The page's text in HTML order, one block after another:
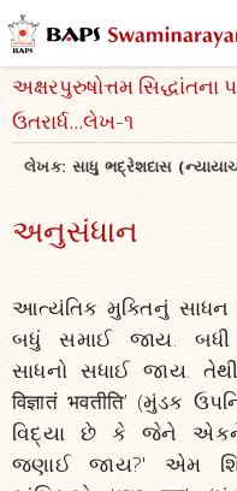
અક્ષરપુરુષોત્તમ
ઉતરાર્ધ...લેખ-૧
લેખક: સાધુ ભદ્રેશદાસ
અનુસંધાન
આત્યંતિક મુક્તિનું સાધન ‘परा
બધું સમાઈ જાય.
સાધનો સધાઈ જાય. તેથી
विज्ञातं भवतीति’ (મુંડક
વિદ્યા છે કે જેને
જણાઈ જાય?' એમ